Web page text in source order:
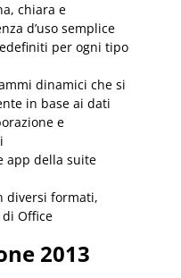
chiara e
d’uso semplice
per ogni tipo
dinamici che si
in base ai dati
e
app della suite
diversi formati,
di Office
2013